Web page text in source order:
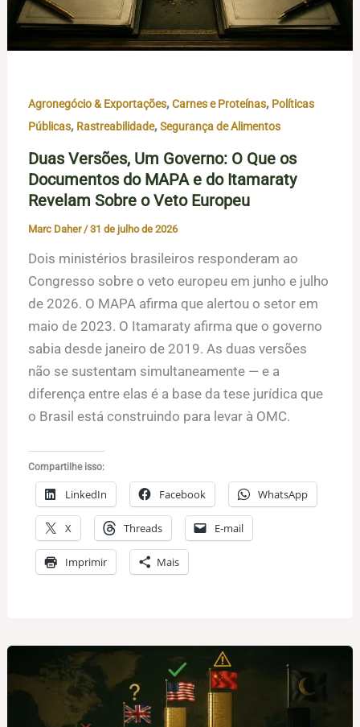
Agronegócio & Exportações,Carnes e Proteínas, Políticas
Públicas, Rastreabilidade,Segurança de Alimentos
Duas Versões, Um Governo: O Que os
Documentos do MAPA e do Itamaraty
Revelam Sobre o Veto Europeu
Marc Daher /31 de julho de 2026
Dois ministérios brasileiros responderam ao
Congresso sobre o veto europeu em junho e julho
de 2026. O MAPA afirma que alertou o setor em
maio de 2023. O Itamaraty afirma que o governo
sabia desde janeiro de 2019. As duas versões
não se sustentam simultaneamente — e a
diferença entre elas é a base da tese jurídica que
o Brasil está construindo para levar à OMC.
Compartilhe isso:
LinkedIn Facebook WhatsApp
X Threads E-mail
Imprimir Mais